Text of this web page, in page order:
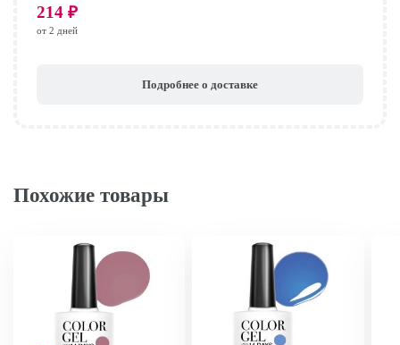
214 ₽
от 2 дней
Подробнее о доставке
Похожие товары